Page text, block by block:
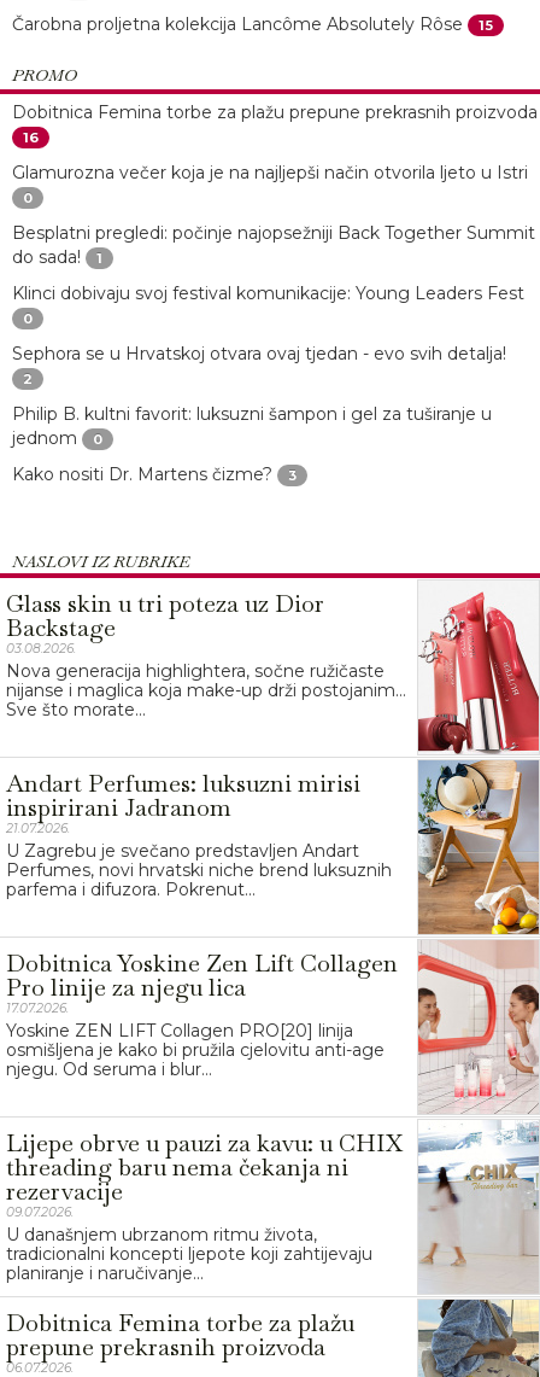
Čarobna proljetna kolekcija Lancôme Absolutely Rôse 15
PROMO
Dobitnica Femina torbe za plažu prepune prekrasnih proizvoda
16
Glamurozna večer koja je na najljepši način otvorila ljeto u Istri
0
Besplatni pregledi: počinje najopsežniji Back Together Summit
do sada!
1
Klinci dobivaju svoj festival komunikacije: Young Leaders Fest
0
Sephora se u Hrvatskoj otvara ovaj tjedan - evo svih detalja!
2
Philip B. kultni favorit: luksuzni šampon i gel za tuširanje u
jednom
0
Kako nositi Dr. Martens čizme? 3
NASLOVI IZ RUBRIKE
Glass skin u tri poteza uz Dior
Backstage
03.08.2026.
Nova generacija highlightera, sočne ružičaste
nijanse i maglica koja make-up drži postojanim…
Sve što morate...
Andart Perfumes: luksuzni mirisi
inspirirani Jadranom
21.07.2026.
U Zagrebu je svečano predstavljen Andart
Perfumes, novi hrvatski niche brend luksuznih
parfema i difuzora. Pokrenut...
Dobitnica Yoskine Zen Lift Collagen
Pro linije za njegu lica
17.07.2026.
Yoskine ZEN LIFT Collagen PRO[20] linija
osmišljena je kako bi pružila cjelovitu anti-age
njegu. Od seruma i blur...
Lijepe obrve u pauzi za kavu: u CHIX
threading baru nema čekanja ni
rezervacije
09.07.2026.
U današnjem ubrzanom ritmu života,
tradicionalni koncepti ljepote koji zahtijevaju
planiranje i naručivanje...
Dobitnica Femina torbe za plažu
prepune prekrasnih proizvoda
06.07.2026.